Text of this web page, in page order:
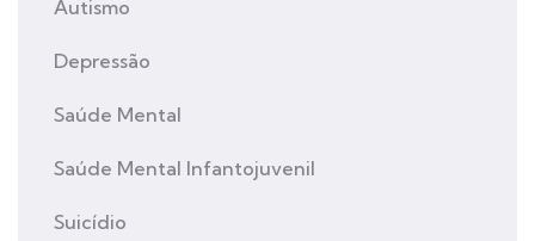
Autismo
Depressão
Saúde Mental
Saúde Mental Infantojuvenil
Suicídio